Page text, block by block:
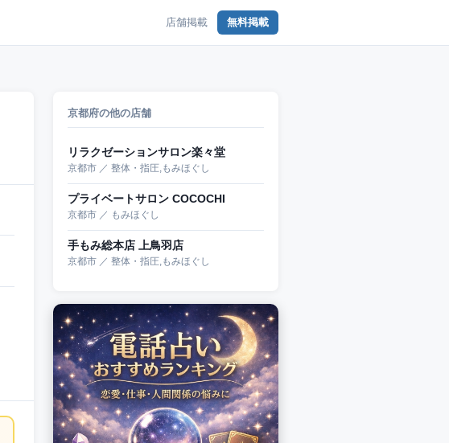
店舗掲載 無料掲載
京都府の他の店舗
リラクゼーションサロン楽々堂
京都市 ／ 整体・指圧,もみほぐし
プライベートサロン COCOCHI
京都市 ／ もみほぐし
手もみ総本店 上鳥羽店
京都市 ／ 整体・指圧,もみほぐし